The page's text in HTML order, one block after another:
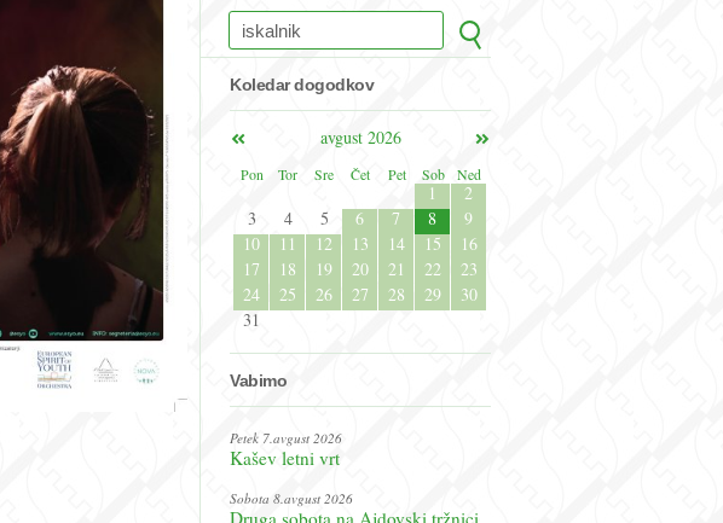
Koledar dogodkov
avgust 2026
Pon
Tor Sre Čet Pet Sob Ned
1
2
3
4 5 6 7 8
9
10
11 12 13 14 15
16
17
18 19 20 21 22
23
24
25 26 27 28 29
30
31
Vabimo
Petek 7.avgust 2026
Kašev letni vrt
Sobota 8.avgust 2026